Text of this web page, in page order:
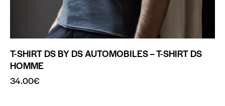
T-SHIRT DS BY DS AUTOMOBILES – T-SHIRT DS
HOMME
34.00€